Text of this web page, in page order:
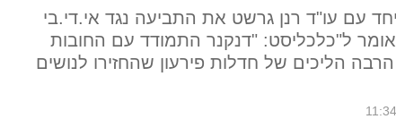
עם עו"ד רנן גרשט את התביעה נגד אי.די.בי
אומר ל"כלכליסט: "דנקנר התמודד עם החובות
הליכים של חדלות פירעון שהחזירו לנושים
11:34